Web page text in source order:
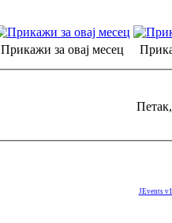
Прикажи за овај месец
JEvents